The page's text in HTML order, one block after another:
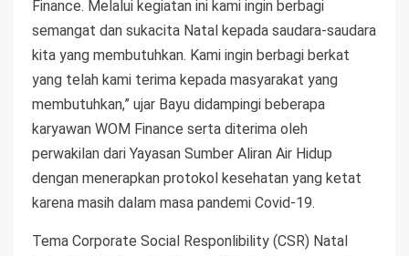
Finance. Melalui kegiatan ini kami ingin berbagi
semangat dan sukacita Natal kepada saudara-saudara
kita yang membutuhkan. Kami ingin berbagi berkat
yang telah kami terima kepada masyarakat yang
membutuhkan,” ujar Bayu didampingi beberapa
karyawan WOM Finance serta diterima oleh
perwakilan dari Yayasan Sumber Aliran Air Hidup
dengan menerapkan protokol kesehatan yang ketat
karena masih dalam masa pandemi Covid-19.
Tema Corporate Social Responlibility (CSR) Natal